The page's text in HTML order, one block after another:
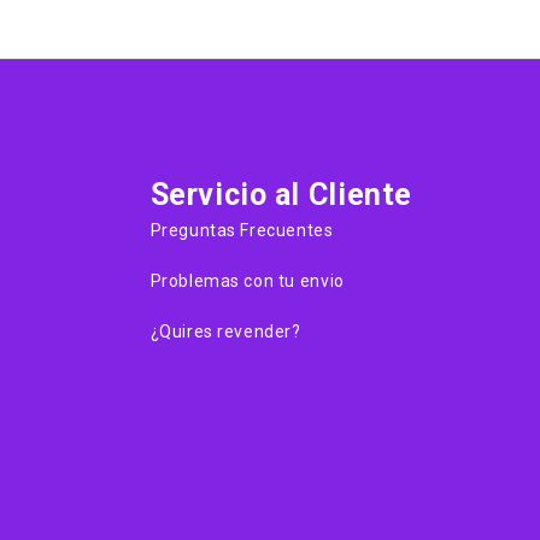
Servicio al Cliente
Preguntas Frecuentes
Problemas con tu envio
¿Quires revender?